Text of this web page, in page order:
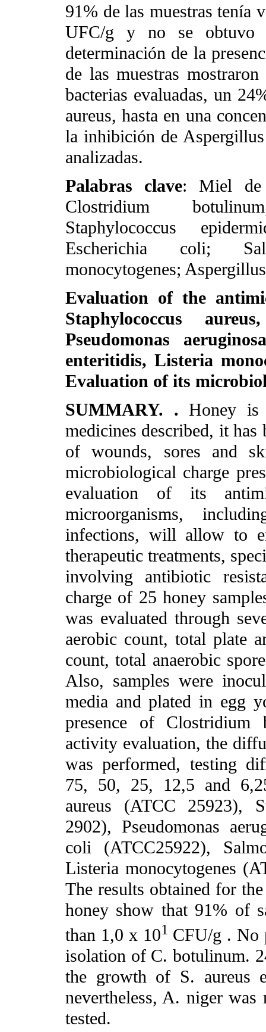
91% de las muestras tenía
UFC/g y no se obtuvo
determinación de la
de las muestras
bacterias evaluadas, un
aureus, hasta en una
la inhibición de
analizadas.
Palabras clave: Miel de
Clostridium
Staphylococcus
Escherichia coli;
monocytogenes;
Evaluation of the
Staphylococcus
Pseudomonas
enteritidis, Listeria
Evaluation of its
SUMMARY. .Honey is
medicines described, it has
of wounds, sores and
microbiological charge
evaluation of its
microorganisms,
infections, will allow to
therapeutic treatments,
involving antibiotic
charge of 25 honey
was evaluated through
aerobic count, total plate
count, total anaerobic
Also, samples were
media and plated in egg
presence of Clostridium
activity evaluation, the
was performed, testing
75, 50, 25, 12,5 and
aureus (ATCC 25923),
2902), Pseudomonas
coli (ATCC25922),
Listeria monocytogenes
The results obtained for
honey show that 91% of
than 1,0 x 101 CFU/g . No
isolation of C. botulinum.
the growth of S. aureus
nevertheless, A. niger
tested.